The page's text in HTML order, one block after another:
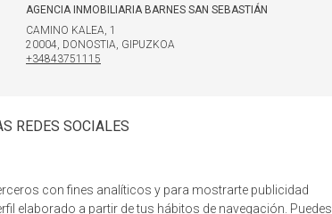
AGENCIA INMOBILIARIA BARNES SAN SEBASTIÁN
CAMINO KALEA, 1
20004, DONOSTIA, GIPUZKOA
+34843751115
REDES SOCIALES
con fines analíticos y para mostrarte publicidad
elaborado a partir de tus hábitos de navegación. Puedes